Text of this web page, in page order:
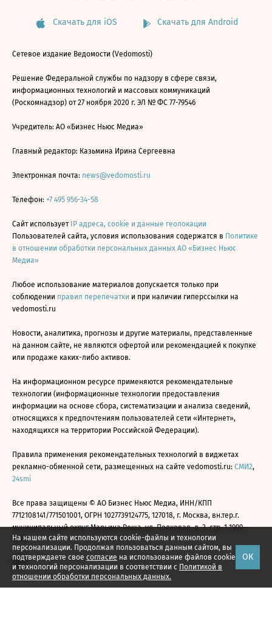
На нашем сайте используются cookie-файлы и технологии
персонализации. Продолжая пользоваться данным сайтом, вы
подтверждаете свое согласие на использование файлов cookie
и технологий персонализации в соответствии с Политикой в
отношении обработки персональных данных.
ОК
Скачать для iOS Скачать для Android
Сетевое издание Ведомости (Vedomosti)
Решение Федеральной службы по надзору в сфере связи,
информационных технологий и массовых коммуникаций
(Роскомнадзор) от 27 ноября 2020 г. ЭЛ № ФС 77-79546
Учредитель: АО «Бизнес Ньюс Медиа»
Главный редактор: Казьмина Ирина Сергеевна
Электронная почта: news@vedomosti.ru
Телефон: +7 495 956-34-58
Сайт использует IP адреса, cookie и данные геолокации
Пользователей сайта, условия использования содержатся в Политике
в отношении обработки персональных данных АО «Бизнес Ньюс
Медиа»
Любое использование материалов допускается только при
соблюдении правил перепечатки и при наличии гиперссылки на
vedomosti.ru
Новости, аналитика, прогнозы и другие материалы, представленные
на данном сайте, не являются офертой или рекомендацией к покупке
или продаже каких-либо активов.
На информационном ресурсе применяются рекомендательные
технологии (информационные технологии предоставления
информации на основе сбора, систематизации и анализа сведений,
относящихся к предпочтениям пользователей сети «Интернет»,
находящихся на территории Российской Федерации).
Правила применения рекомендательных технологий в виджетах
рекламно-обменной сети, размещенных на сайте vedomosti.ru: СМИ2,
24smi
Все права защищены © АО Бизнес Ньюс Медиа, ИНН/КПП
7712108141/771501001, ОГРН 1027739124775, 127018, г. Москва, вн.тер.г.
муниципальный округ Марьина Роща, ул. Полковая, д. 3, стр. 1 1999—
2026